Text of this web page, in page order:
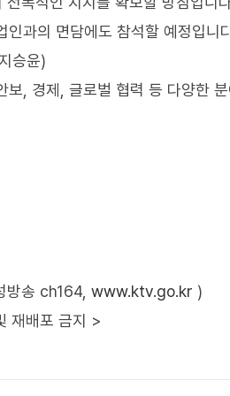
인과의 면담에도 참석할 예정입니
승윤)
보, 경제, 글로벌 협력 등 다양한
방송 ch164, www.ktv.go.kr )
재배포 금지 >